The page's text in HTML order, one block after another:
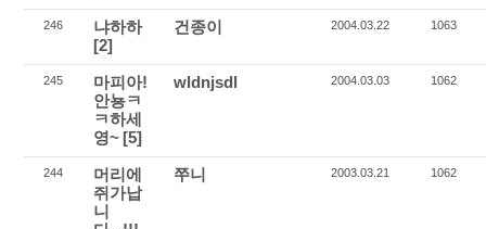
246
냐하하
[2]
건종이 2004.03.22 1063
245
마피아!
안뇽ㅋ
ㅋ하세
영~ [5]
wldnjsdl 2004.03.03 1062
244
머리에
쥐가납
니
쭈니 2003.03.21 1062